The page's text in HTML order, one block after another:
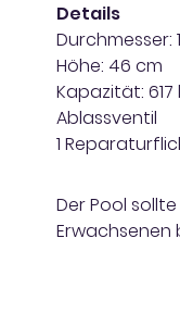
Details
Durchmesser:
Höhe: 46 cm
Kapazität:
Ablassventil
1
Der Pool
Erwachsenen